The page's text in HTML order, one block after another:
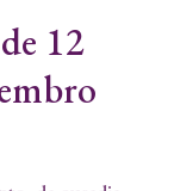
12